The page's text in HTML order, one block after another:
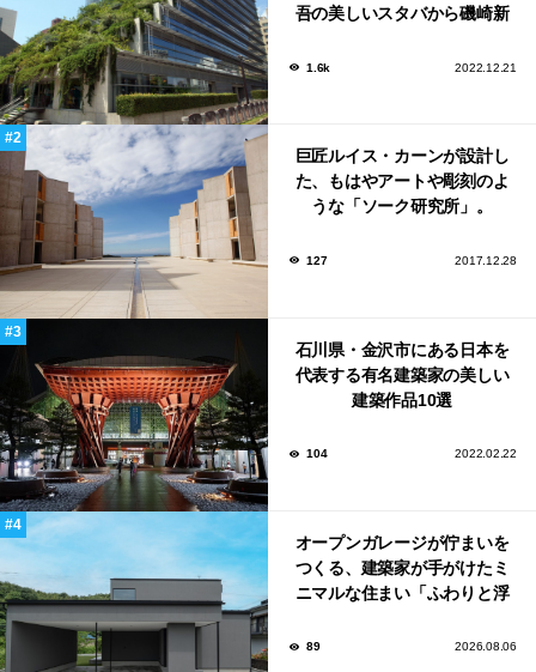
吾の美しいスタバから磯崎新
1.6k 2022.12.21
巨匠ルイス・カーンが設計し
た、もはやアートや彫刻のよ
うな「ソーク研究所」。
127 2017.12.28
石川県・金沢市にある日本を
代表する有名建築家の美しい
建築作品10選
104 2022.02.22
オープンガレージが佇まいを
つくる、建築家が手がけたミ
ニマルな住まい「ふわりと浮
89 2026.08.06